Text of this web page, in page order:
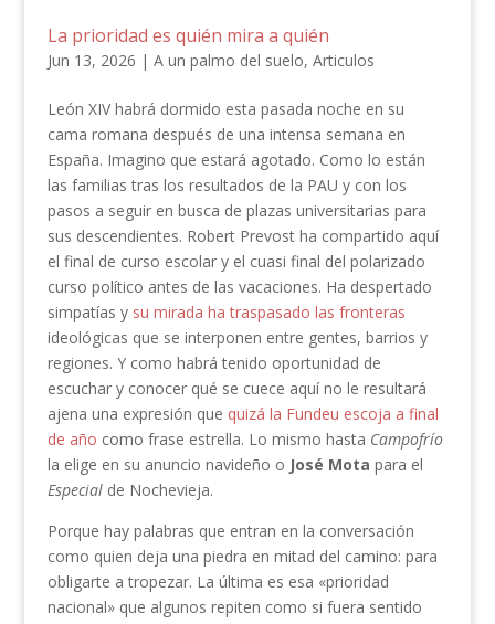
La prioridad es quién mira a quién
Jun 13, 2026 | A un palmo del suelo, Articulos
León XIV habrá dormido esta pasada noche en su
cama romana después de una intensa semana en
España. Imagino que estará agotado. Como lo están
las familias tras los resultados de la PAU y con los
pasos a seguir en busca de plazas universitarias para
sus descendientes. Robert Prevost ha compartido aquí
el final de curso escolar y el cuasi final del polarizado
curso político antes de las vacaciones. Ha despertado
simpatías y su mirada ha traspasado las fronteras
ideológicas que se interponen entre gentes, barrios y
regiones. Y como habrá tenido oportunidad de
escuchar y conocer qué se cuece aquí no le resultará
ajena una expresión que quizá la Fundeu escoja a final
de año como frase estrella. Lo mismo hasta Campofrío
la elige en su anuncio navideño o José Mota para el
Especial de Nochevieja.
Porque hay palabras que entran en la conversación
como quien deja una piedra en mitad del camino: para
obligarte a tropezar. La última es esa «prioridad
nacional» que algunos repiten como si fuera sentido